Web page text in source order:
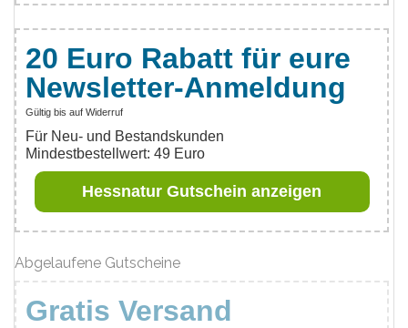
20 Euro Rabatt für eure
Newsletter-Anmeldung
Gültig bis auf Widerruf
Für Neu- und Bestandskunden
Mindestbestellwert: 49 Euro
Hessnatur Gutschein anzeigen
Abgelaufene Gutscheine
Gratis Versand